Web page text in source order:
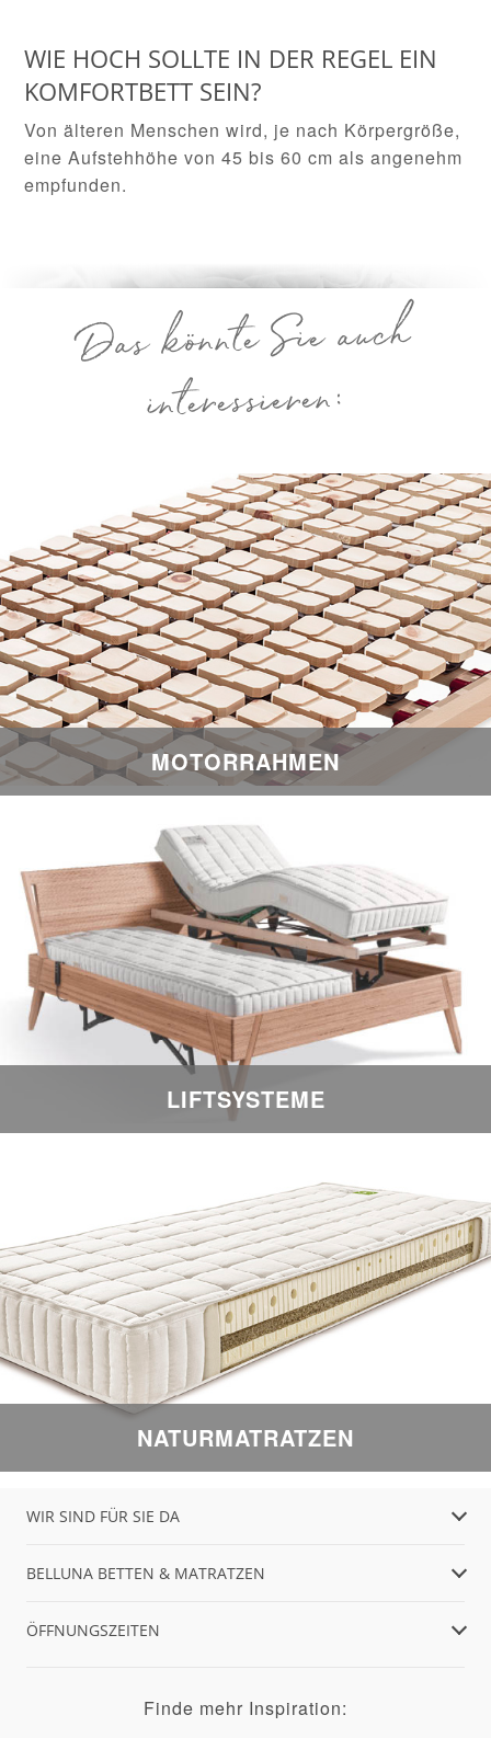
WIE HOCH SOLLTE IN DER REGEL EIN
KOMFORTBETT SEIN?
Von älteren Menschen wird, je nach Körpergröße,
eine Aufstehhöhe von 45 bis 60 cm als angenehm
empfunden.
Das könnte Sie auch
interessieren:
MOTORRAHMEN
LIFTSYSTEME
NATURMATRATZEN
WIR SIND FÜR SIE DA
BELLUNA BETTEN & MATRATZEN
ÖFFNUNGSZEITEN
Finde mehr Inspiration: